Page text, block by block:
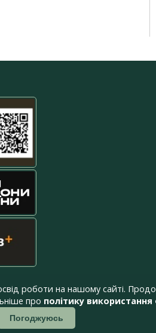
роботи на нашому сайті.
про політику
Погоджуюсь